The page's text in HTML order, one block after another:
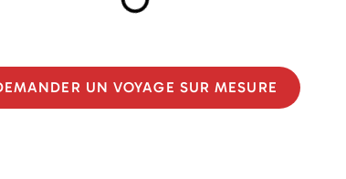
UN VOYAGE SUR MESURE